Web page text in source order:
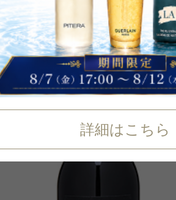
詳細はこちら
残り3点